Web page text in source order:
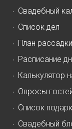
Свадебный
Список дел
План
Расписание
Калькулятор
Опросы
Список
Свадебный